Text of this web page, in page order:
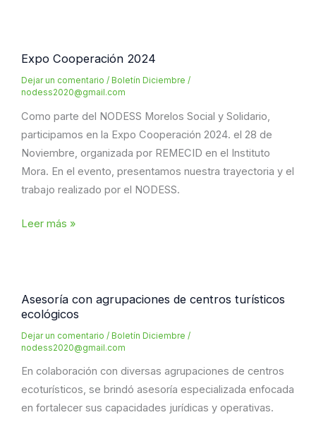
aliados
de
la
Unicam-
Sur.
Expo Cooperación 2024
Dejar un comentario / Boletín Diciembre /
nodess2020@gmail.com
Como parte del NODESS Morelos Social y Solidario,
participamos en la Expo Cooperación 2024. el 28 de
Noviembre, organizada por REMECID en el Instituto
Mora. En el evento, presentamos nuestra trayectoria y el
trabajo realizado por el NODESS.
Expo
Leer más »
Asesoría con agrupaciones de centros turísticos
ecológicos
Dejar un comentario / Boletín Diciembre /
nodess2020@gmail.com
En colaboración con diversas agrupaciones de centros
ecoturísticos, se brindó asesoría especializada enfocada
en fortalecer sus capacidades jurídicas y operativas.